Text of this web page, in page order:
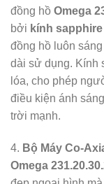
đồng hồ Omega
bởi kính sapphire
đồng hồ luôn
dài sử dụng. Kính
lóa, cho phép
điều kiện ánh
trời mạnh.
4. Bộ Máy Co-
Omega